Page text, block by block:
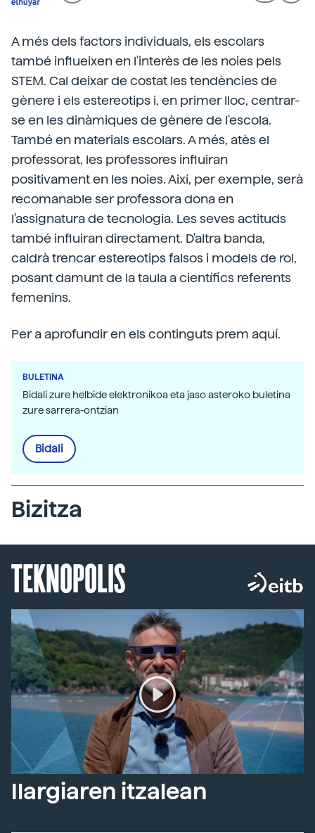
A més dels factors individuals, els escolars
també influeixen en l'interès de les noies pels
STEM. Cal deixar de costat les tendències de
gènere i els estereotips i, en primer lloc, centrar-
se en les dinàmiques de gènere de l'escola.
També en materials escolars. A més, atès el
professorat, les professores influiran
positivament en les noies. Així, per exemple, serà
recomanable ser professora dona en
l'assignatura de tecnologia. Les seves actituds
també influiran directament. D'altra banda,
caldrà trencar estereotips falsos i models de rol,
posant damunt de la taula a científics referents
femenins.
Per a aprofundir en els continguts prem aquí.
BULETINA
Bidali zure helbide elektronikoa eta jaso asteroko buletina
zure sarrera-ontzian
Bidali
Bizitza
TEKNOPOLIS
Ilargiaren itzalean